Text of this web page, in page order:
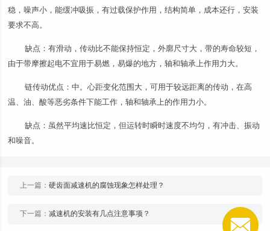
稳，噪声小，能缓冲吸振，有过载保护作用，结构简单，成本还行，安装
要求不高。
缺点：有滑动，传动比不能保持恒定，外廓尺寸大，带的寿命较短，
由于带摩擦起电不宜用于易燃，易爆的地方，轴和轴承上作用力大。
链传动优点：中。心距变化范围大，可用于较远距离的传动，在高
温、油、酸等恶劣条件下能工作，轴和轴承上的作用力小。
缺点：虽然平均速比恒定，但运转时瞬时速度不均匀，有冲击、振动
和噪音。
上一篇：硬齿面减速机的腐蚀现象怎样处理？
下一篇：减速机的安装有几点注意事项？